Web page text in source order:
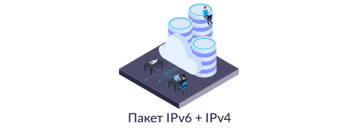
Пакет IPv6 + IPv4